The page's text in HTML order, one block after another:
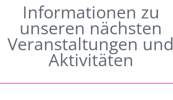
Informationen zu
unseren nächsten
Veranstaltungen und
Aktivitäten